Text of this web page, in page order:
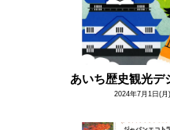
あいち歴史観光デ
2024年7月1日(